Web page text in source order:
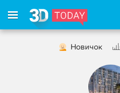
Новичок